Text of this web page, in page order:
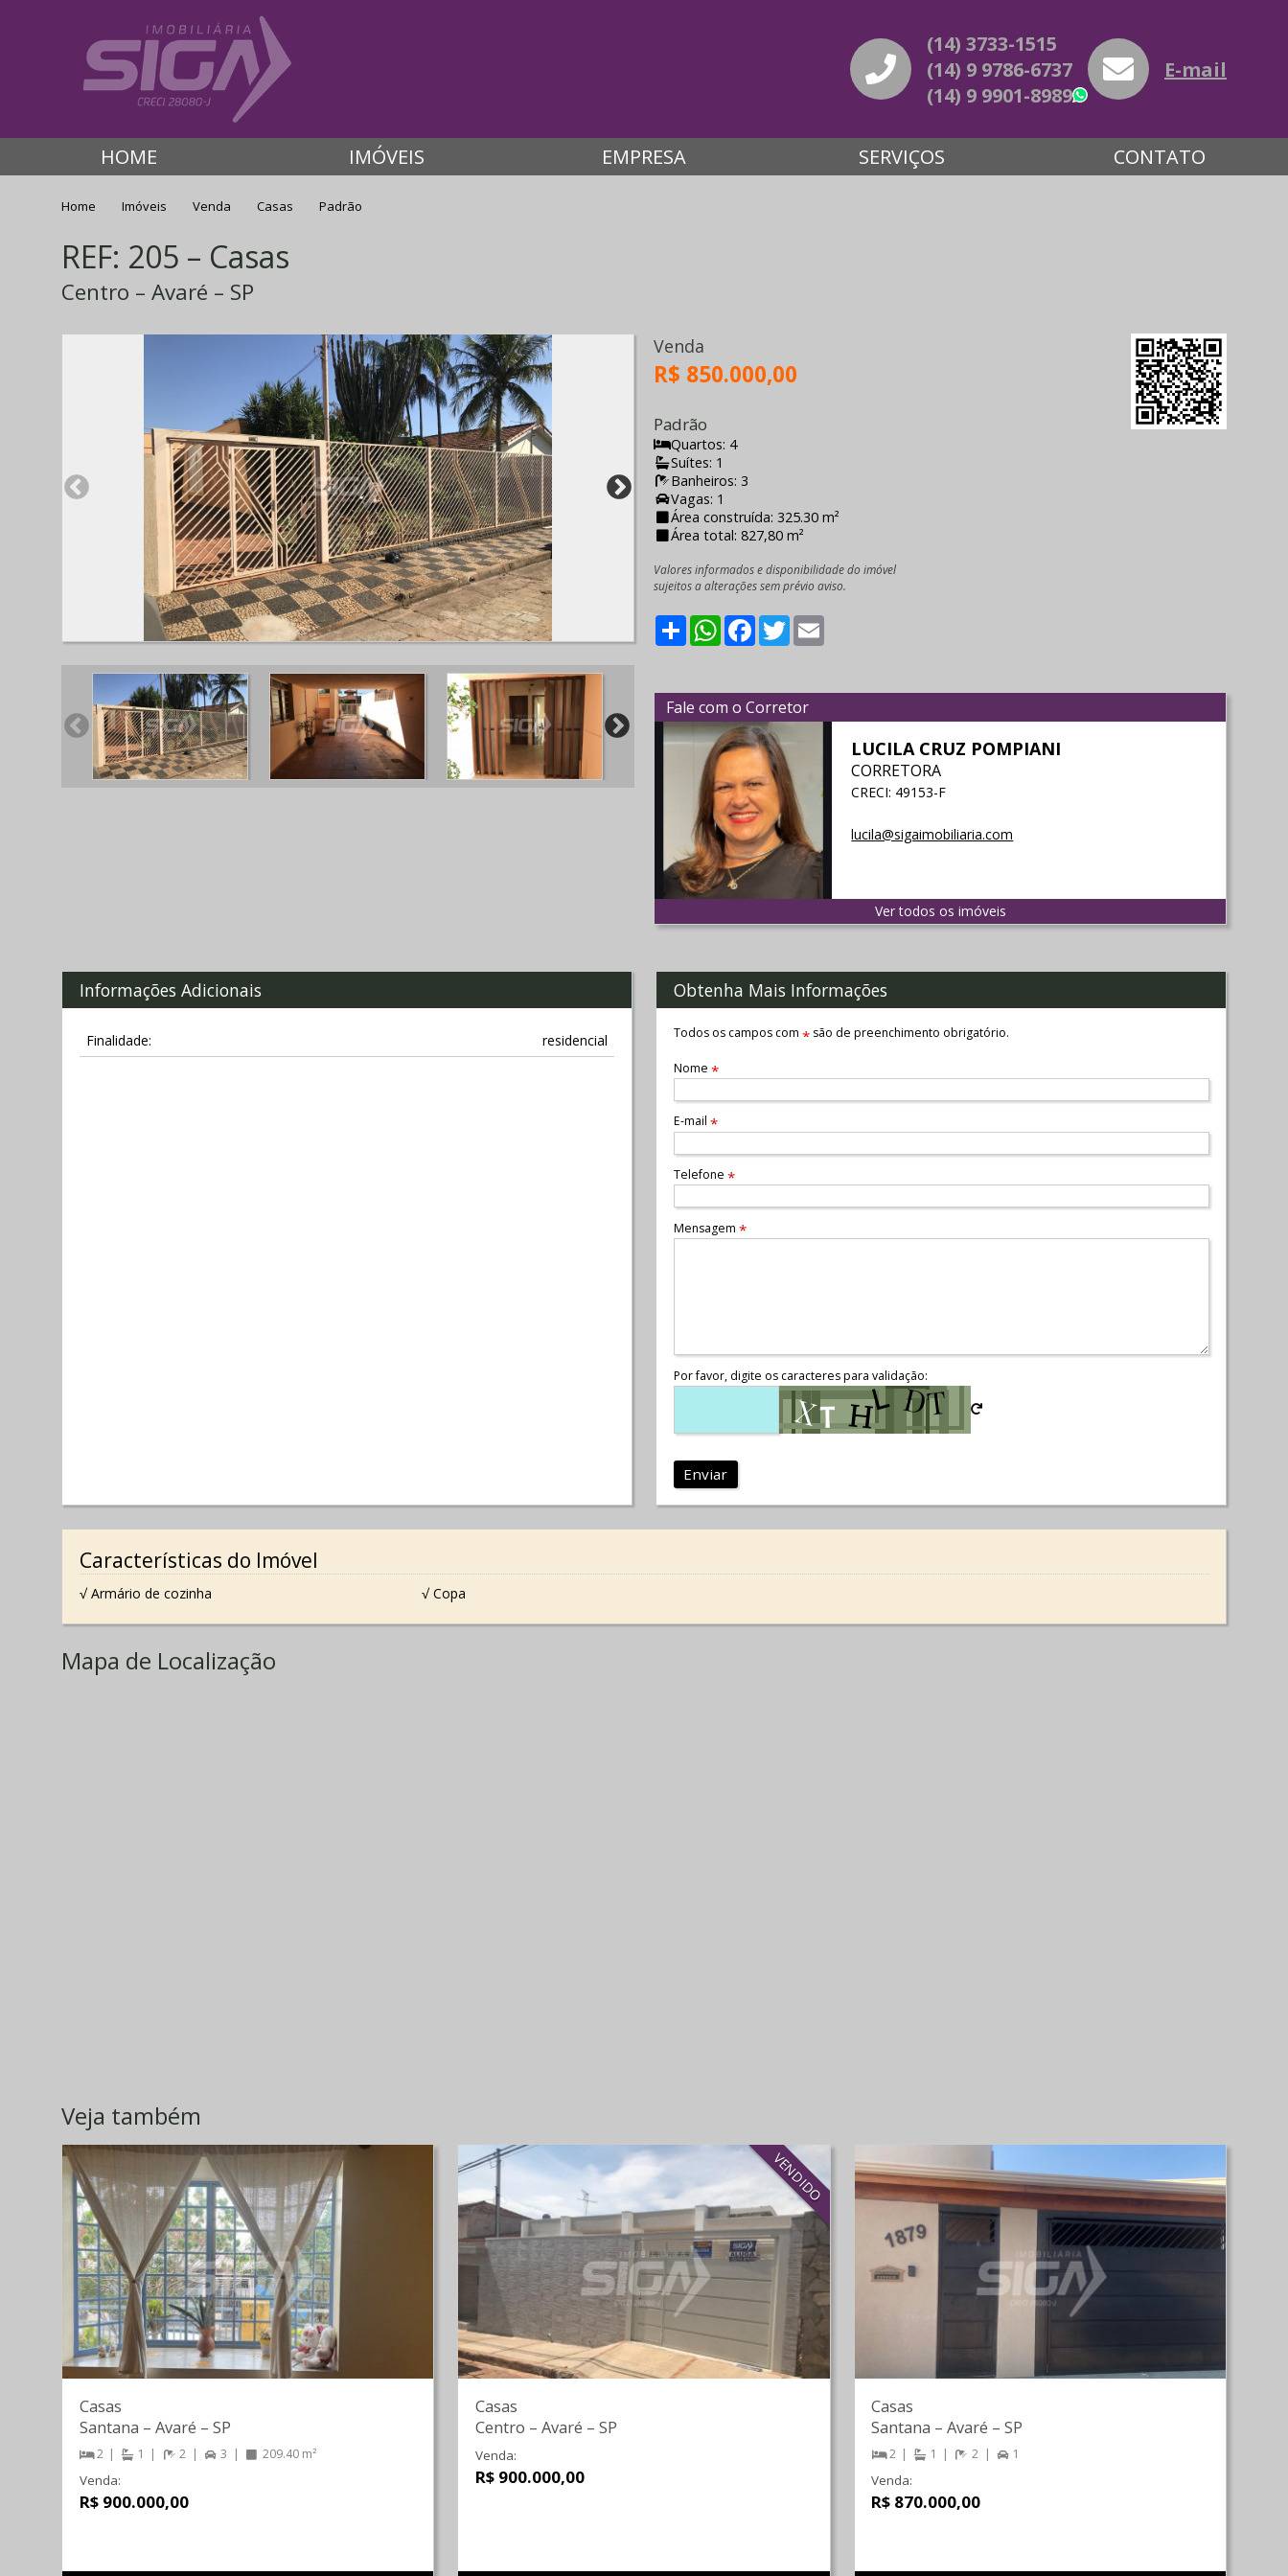
(14) 3733-1515
(14) 9 9786-6737
(14) 9 9901-8989
WhatsApp
E-mail
HOME IMÓVEIS EMPRESA SERVIÇOS CONTATO
Home Imóveis Venda Casas Padrão
REF: 205 – Casas
Centro – Avaré – SP
Venda
R$ 850.000,00
Padrão
Quartos: 4
Suítes: 1
Banheiros: 3
Vagas: 1
Área construída: 325.30 m²
Área total: 827,80 m²
Valores informados e disponibilidade do imóvel
sujeitos a alterações sem prévio aviso.
ShareWhatsApp
Facebook
Twitter
Fale com o Corretor
LUCILA CRUZ POMPIANI
CORRETORA
CRECI: 49153-F
lucila@sigaimobiliaria.com
Ver todos os imóveis
Informações Adicionais
Finalidade: residencial
Obtenha Mais Informações
Todos os campos com *são de preenchimento obrigatório.
Nome *
E-mail *
Telefone *
Mensagem *
Por favor, digite os caracteres para validação:
Enviar
Características do Imóvel
√ Armário de cozinha √ Copa
Mapa de Localização
Veja também
Casas
Santana – Avaré – SP
2 1 2 3 209.40 m²
Venda:
R$ 900.000,00
VENDIDO
Casas
Centro – Avaré – SP
Venda:
R$ 900.000,00
Casas
Santana –Avaré –SP
2 1 2 1
Venda:
R$ 870.000,00